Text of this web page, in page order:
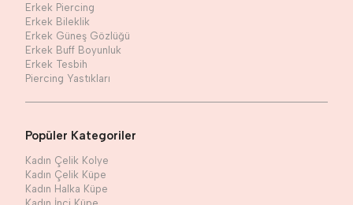
Erkek Piercing
Erkek Bileklik
Erkek Güneş Gözlüğü
Erkek Buff Boyunluk
Erkek Tesbih
Piercing Yastıkları
Popüler Kategoriler
Kadın Çelik Kolye
Kadın Çelik Küpe
Kadın Halka Küpe